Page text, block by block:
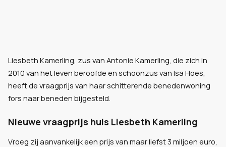
Liesbeth Kamerling, zus van Antonie Kamerling, die zich in
2010 van het leven beroofde en schoonzus van Isa Hoes,
heeft de vraagprijs van haar schitterende benedenwoning
fors naar beneden bijgesteld.
Nieuwe vraagprijs huis Liesbeth Kamerling
Vroeg zij aanvankelijk een prijs van maar liefst 3 miljoen euro,